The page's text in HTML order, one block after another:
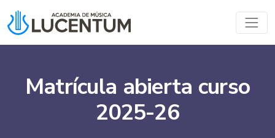
al
contenido
Matrícula abierta curso
2025-26